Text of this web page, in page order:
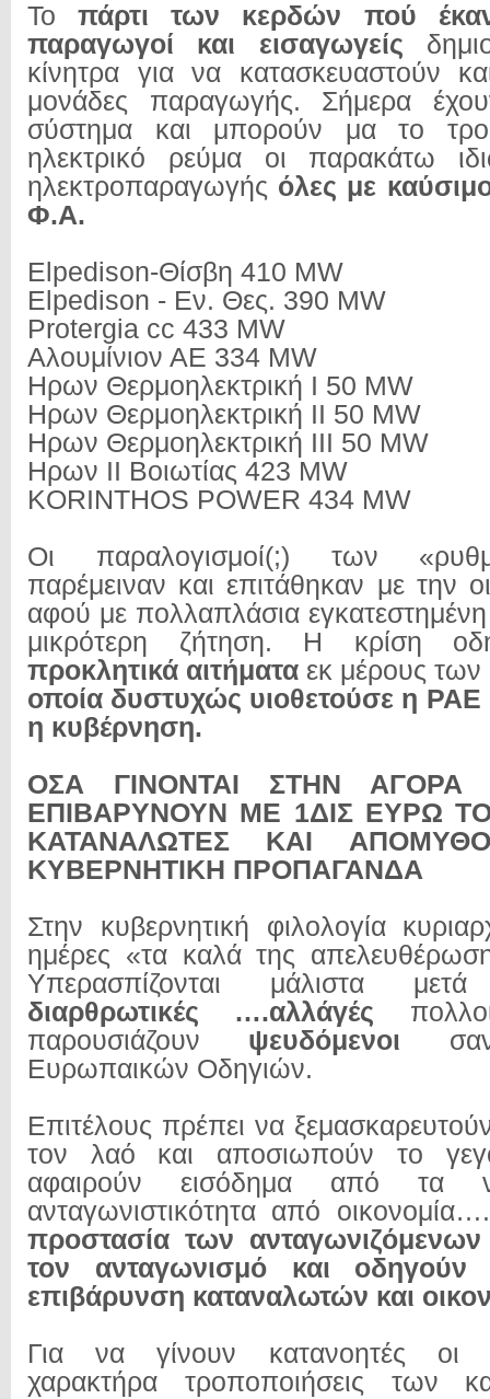
Τοπάρτι των κερδών πού
παραγωγοί και εισαγωγείς
κίνητρα για να κατασκευαστούν
μονάδες παραγωγής. Σήμερα
σύστημα και μπορούν μα το
ηλεκτρικό ρεύμα οι παρακάτω
ηλεκτροπαραγωγής όλες με
Φ.Α.
Elpedison-Θίσβη 410 MW
Elpedison - Εν. Θες. 390 MW
Protergia cc 433 MW
Αλουμίνιον ΑΕ 334 MW
Ηρων Θερμοηλεκτρική I 50 MW
Ηρων Θερμοηλεκτρική II 50 MW
Ηρων Θερμοηλεκτρική III 50 MW
Ηρων II Βοιωτίας 423 MW
KORINTHOS POWER 434 MW
Οι παραλογισμοί(;) των
παρέμειναν και επιτάθηκαν με την
αφού με πολλαπλάσια εγκατεστημένη
μικρότερη ζήτηση. Η κρίση
προκλητικά αιτήματα εκ μέρους
οποία δυστυχώς υιοθετούσε η ΡΑΕ
η κυβέρνηση.
ΟΣΑ ΓΙΝΟΝΤΑΙ ΣΤΗΝ ΑΓΟΡΑ
ΕΠΙΒΑΡΥΝΟΥΝ ΜΕ 1ΔΙΣ ΕΥΡΩ
ΚΑΤΑΝΑΛΩΤΕΣ ΚΑΙ
ΚΥΒΕΡΝΗΤΙΚΗ ΠΡΟΠΑΓΑΝΔΑ
Στην κυβερνητική φιλολογία
ημέρες «τα καλά της
Υπερασπίζονται μάλιστα
διαρθρωτικές ….αλλάγές
παρουσιάζουν ψευδόμενοι σαν
Ευρωπαικών Οδηγιών.
Επιτέλους πρέπει να
τον λαό και αποσιωπούν το
αφαιρούν εισόδημα από τα
ανταγωνιστικότητα από
προστασία των ανταγωνιζόμενων
τον ανταγωνισμό και οδηγούν
επιβάρυνση καταναλωτών και
Για να γίνουν κατανοητές οι
χαρακτήρα τροποποιήσεις των